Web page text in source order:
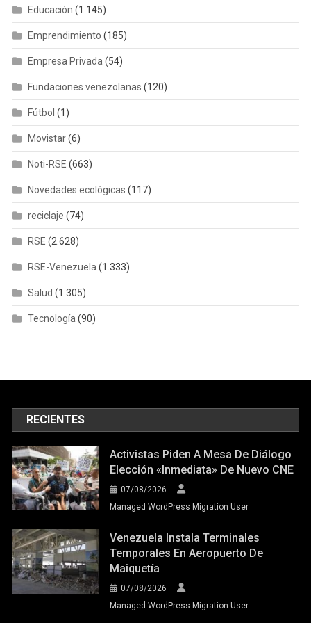
Educación (1.145)
Emprendimiento (185)
Empresa Privada (54)
Fundaciones venezolanas (120)
Fútbol (1)
Movistar(6)
Noti-RSE (663)
Novedades ecológicas (117)
reciclaje (74)
RSE (2.628)
RSE-Venezuela (1.333)
Salud (1.305)
Tecnología (90)
RECIENTES
Activistas Piden A Mesa De Diálogo
Elección «inmediata» De Nuevo CNE
07/08/2026
Managed WordPress Migration User
Venezuela Instala Terminales
Temporales En Aeropuerto De
Maiquetía
07/08/2026
Managed WordPress Migration User